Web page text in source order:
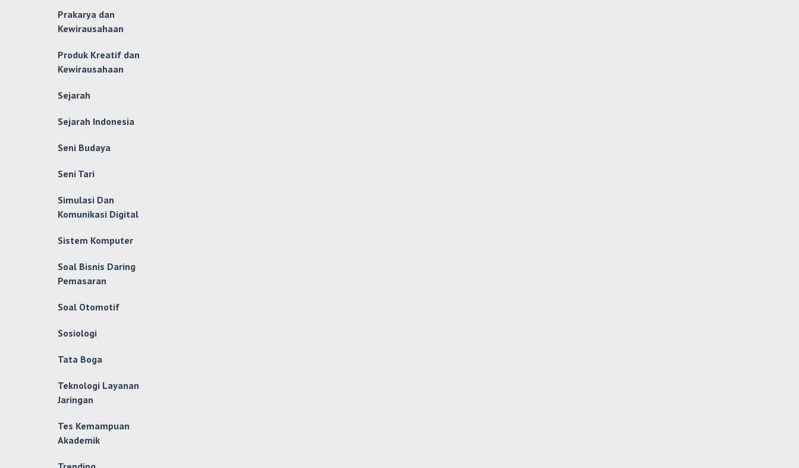
Prakarya dan
Kewirausahaan
Produk Kreatif dan
Kewirausahaan
Sejarah
Sejarah Indonesia
Seni Budaya
Seni Tari
Simulasi Dan
Komunikasi Digital
Sistem Komputer
Soal Bisnis Daring
Pemasaran
Soal Otomotif
Sosiologi
Tata Boga
Teknologi Layanan
Jaringan
Tes Kemampuan
Akademik